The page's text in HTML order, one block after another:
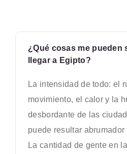
¿Qué cosas me pueden
llegar a Egipto?
La intensidad de todo: el
movimiento, el calor y la
desbordante de las
puede resultar
La cantidad de gente en